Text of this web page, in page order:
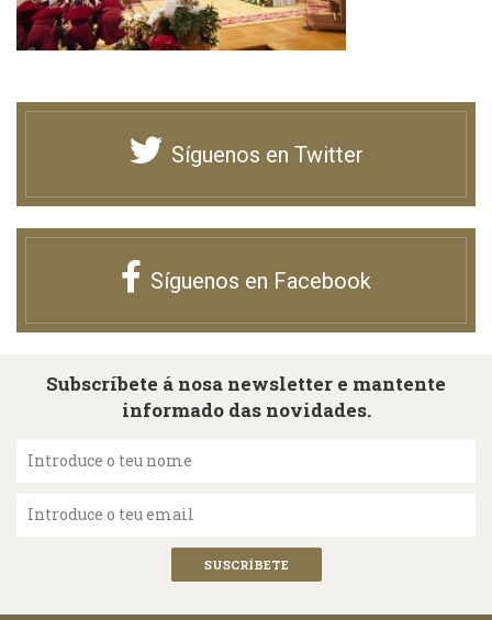
Síguenos en Twitter
Síguenos en Facebook
Subscríbete á nosa newsletter e mantente
informado das novidades.
Introduce o teu nome
Introduce o teu email